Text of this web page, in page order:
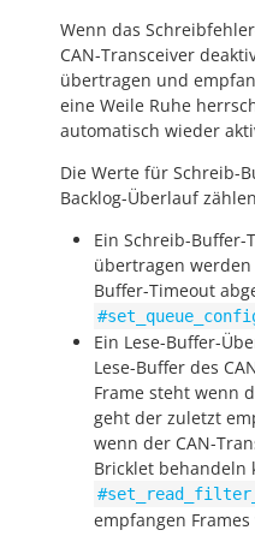
Wenn das
CAN-Transceiver
übertragen und
eine Weile Ruhe
automatisch wieder
Die Werte für Schreib-
Backlog-Überlauf
Ein Schreib-
übertragen
Buffer-Timeout
Ein Lese-Buffer-
Lese-Buffer des
Frame steht wenn
geht der zuletzt
wenn der CAN-
Bricklet behandeln
empfangen